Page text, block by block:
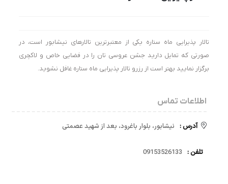
تالار پذیرایی ماه ستاره یکی از معتبرترین تالارهای نیشابور است، در
صورتی که تمایل دارید جشن عروسی تان را در فضایی خاص و لاکچری
برگزار نمایید بهتر است از رزرو تالار پذیرایی ماه ستاره غافل نشوید.
اطلاعات تماس
آدرس : نیشابور، بلوار باغرود، بعد از شهید عصمتی
تلفن : 09153526133